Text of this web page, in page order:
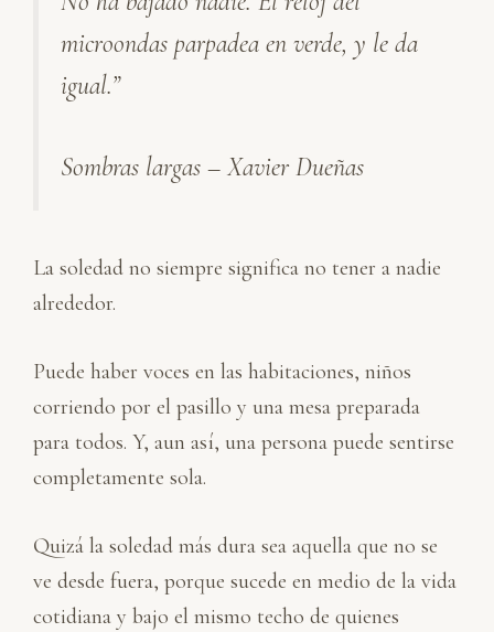
r
microondas parpadea en verde, y le da
igual.”
Sombras largas – Xavier Dueñas
La soledad no siempre significa no tener a nadie
alrededor.
Puede haber voces en las habitaciones, niños
corriendo por el pasillo y una mesa preparada
para todos. Y, aun así, una persona puede sentirse
completamente sola.
Quizá la soledad más dura sea aquella que no se
ve desde fuera, porque sucede en medio de la vida
cotidiana y bajo el mismo techo de quienes